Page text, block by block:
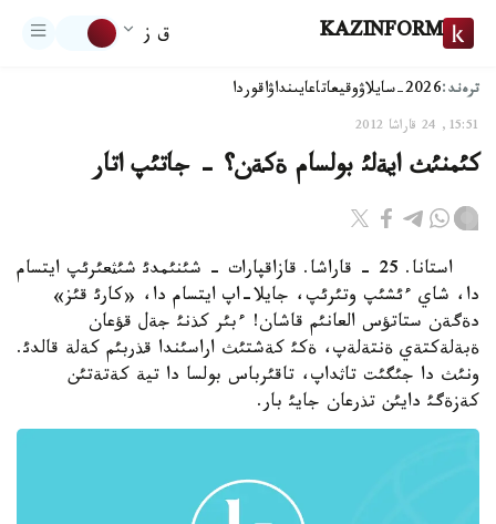
KAZINFORM ق ز
ترەند:2026-سايلاۋ وقيعاتاعايىنداۋاقوردا
15:51, 24 قاراشا 2012
كئمنئث ايةلئ بولسام ةكةن؟ - جاتئپ اتار
استانا. 25 - قاراشا. قازاقپارات - شئنئمدئ شئثعئرئپ ايتسام
دا، شاي ءئشئپ وتئرئپ، جايلا-اپ ايتسام دا، «كارئ قئز»
دةگةن ستاتؤس العانئم قاشان! ءبئر كذنئ جةل قؤعان
ةبةلةكتةي ةنتةلةپ، ةكئ كةشتئث اراسئندا قذربئم كةلة قالدئ.
ونئث دا جئگئت تاثداپ، تاقئرباس بولسا دا تية كةتةتئن
كةزةگئ دايئن تذرعان جايئ بار.